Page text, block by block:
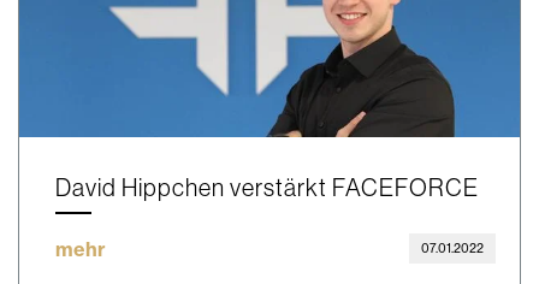
David Hippchen verstärkt FACEFORCE
mehr 07.01.2022